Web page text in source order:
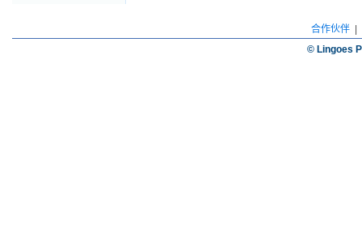
合作伙伴
© Lingoes